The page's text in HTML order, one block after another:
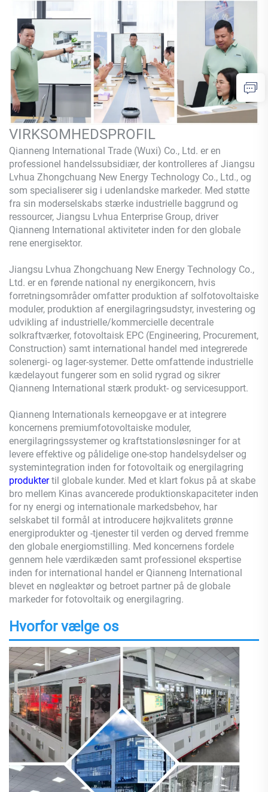
VIRKSOMHEDSPROFIL
Qianneng International Trade (Wuxi) Co., Ltd. er en
professionel handelssubsidiær, der kontrolleres af Jiangsu
Lvhua Zhongchuang New Energy Technology Co., Ltd., og
som specialiserer sig i udenlandske markeder. Med støtte
fra sin moderselskabs stærke industrielle baggrund og
ressourcer, Jiangsu Lvhua Enterprise Group, driver
Qianneng International aktiviteter inden for den globale
rene energisektor.
Jiangsu Lvhua Zhongchuang New Energy Technology Co.,
Ltd. er en førende national ny energikoncern, hvis
forretningsområder omfatter produktion af solfotovoltaiske
moduler, produktion af energilagringsudstyr, investering og
udvikling af industrielle/kommercielle decentrale
solkraftværker, fotovoltaisk EPC (Engineering, Procurement,
Construction) samt international handel med integrerede
solenergi- og lager-systemer. Dette omfattende industrielle
kædelayout fungerer som en solid rygrad og sikrer
Qianneng International stærk produkt- og servicesupport.
Qianneng Internationals kerneopgave er at integrere
koncernens premiumfotovoltaiske moduler,
energilagringssystemer og kraftstationsløsninger for at
levere effektive og pålidelige one-stop handelsydelser og
systemintegration inden for fotovoltaik og energilagring
produktertil globale kunder. Med et klart fokus på at skabe
bro mellem Kinas avancerede produktionskapaciteter inden
for ny energi og internationale markedsbehov, har
selskabet til formål at introducere højkvalitets grønne
energiprodukter og -tjenester til verden og derved fremme
den globale energiomstilling. Med koncernens fordele
gennem hele værdikæden samt professionel ekspertise
inden for international handel er Qianneng International
blevet en nøgleaktør og betroet partner på de globale
markeder for fotovoltaik og energilagring.
Hvorfor vælge os